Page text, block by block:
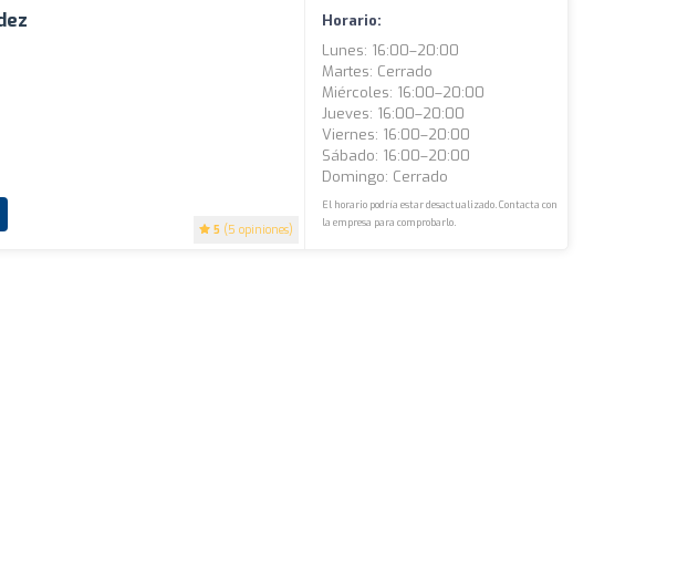
5 (5 opiniones)
Horario:
Lunes: 16:00–20:00
Martes: Cerrado
Miércoles: 16:00–20:00
Jueves: 16:00–20:00
Viernes: 16:00–20:00
Sábado: 16:00–20:00
Domingo: Cerrado
El horario podría estar desactualizado. Contacta con
la empresa para comprobarlo.